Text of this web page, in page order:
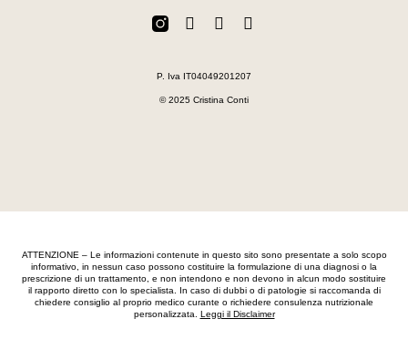
F
e
o
W
t
a
E
e
o
P. Iva IT04049201207
© 2025 Cristina Conti
ATTENZIONE – Le informazioni contenute in questo sito sono presentate a solo scopo
informativo, in nessun caso possono costituire la formulazione di una diagnosi o la
prescrizione di un trattamento, e non intendono e non devono in alcun modo sostituire
il rapporto diretto con lo specialista. In caso di dubbi o di patologie si raccomanda di
chiedere consiglio al proprio medico curante o richiedere consulenza nutrizionale
personalizzata. Leggi il Disclaimer